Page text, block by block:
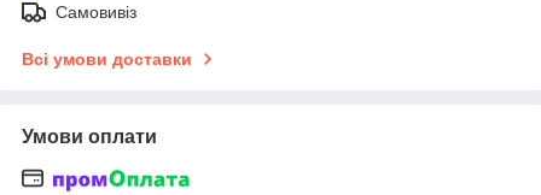
Самовивіз
Всі умови доставки
Умови оплати